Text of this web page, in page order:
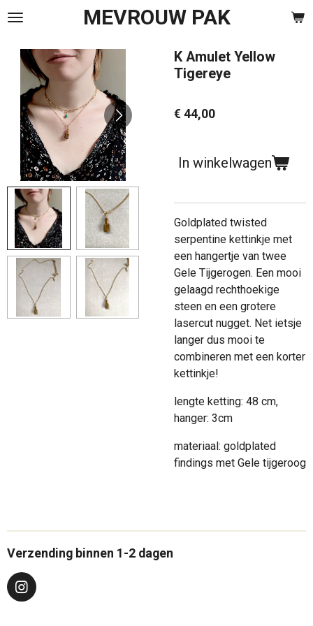
Ga
naar
hoofdinhoud
MEVROUW PAK
K Amulet Yellow
Tigereye
€ 44,00
In winkelwagen
Goldplated twisted
serpentine kettinkje met
een hangertje van twee
Gele Tijgerogen. Een mooi
gelaagd rechthoekige
steen en een grotere
lasercut nugget. Net ietsje
langer dus mooi te
combineren met een korter
kettinkje!
lengte ketting: 48 cm,
hanger: 3cm
materiaal: goldplated
findings met Gele tijgeroog
Verzending binnen 1-2 dagen
I
n